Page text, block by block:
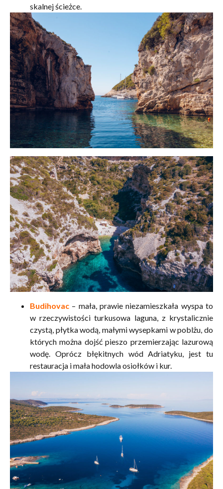
skalnej ścieżce.
Budihovac – mała, prawie niezamieszkała wyspa to
w rzeczywistości turkusowa laguna, z krystalicznie
czystą, płytka wodą, małymi wysepkami w poblżu, do
których można dojść pieszo przemierzając lazurową
wodę. Oprócz błękitnych wód Adriatyku, jest tu
restauracja i mała hodowla osiołków i kur.